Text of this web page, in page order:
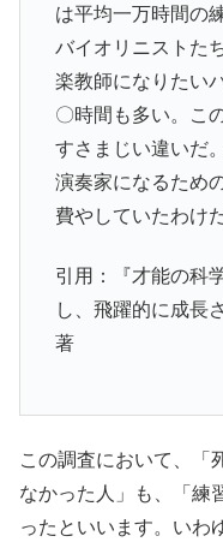
は平均一万時間の
バイオリニストた
楽教師になりたい
〇時間も多い。こ
すさまじい違いだ
演奏家になるため
費やしていたわけだ
引用：『才能の科
し、飛躍的に成長
著
この調査において、「
なかった人」も、「練
ったといいます。いわ